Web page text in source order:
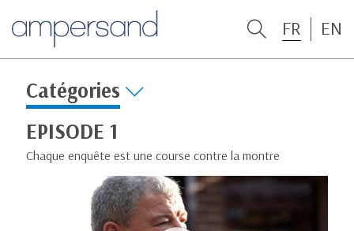
FR EN
Catégories
EPISODE 1
Chaque enquête est une course contre la montre